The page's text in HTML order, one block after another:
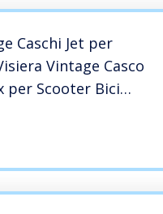
Caschi Jet per
Vintage Casco
per Scooter Bici
Portatile